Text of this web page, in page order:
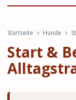
Startseite Hunde
Start &